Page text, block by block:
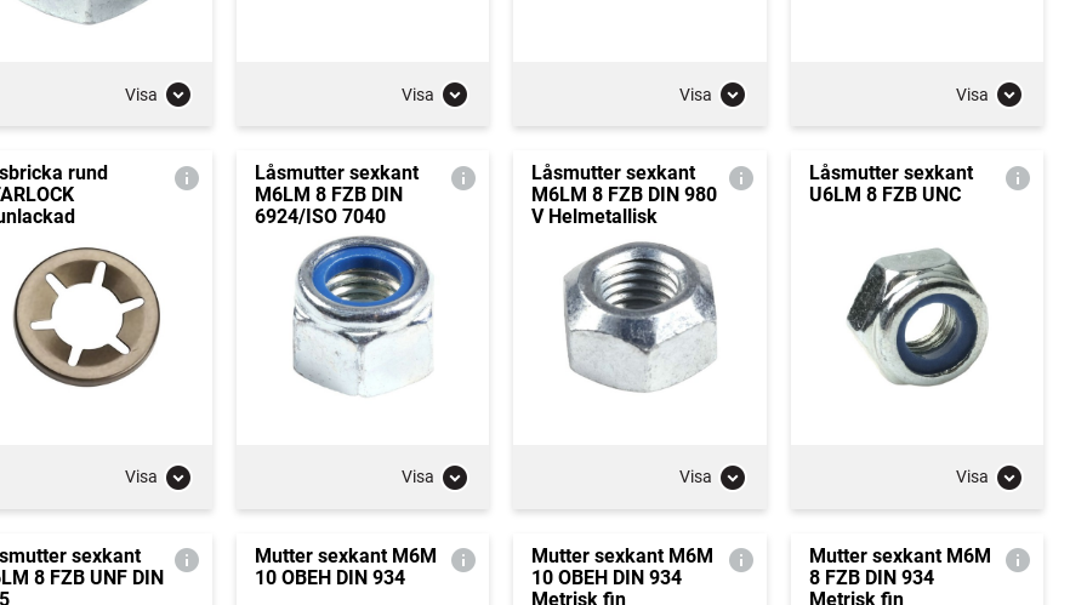
Visa Visa Visa Visa
rund
Visa
Låsmutter sexkant
M6LM 8 FZB DIN
6924/ISO 7040
Visa
Låsmutter sexkant
M6LM 8 FZB DIN 980
V Helmetallisk
Visa
Låsmutter sexkant
U6LM 8 FZB UNC
Visa
sexkant
8 FZB UNF DIN
Mutter sexkant M6M
10 OBEH DIN 934
Mutter sexkant M6M
10 OBEH DIN 934
Metrisk fin
Mutter sexkant M6M
8 FZB DIN 934
Metrisk fin